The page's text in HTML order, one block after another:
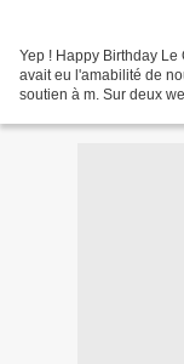
Yep ! Happy Birthday
avait eu l'amabilité de
soutien à m. Sur deux